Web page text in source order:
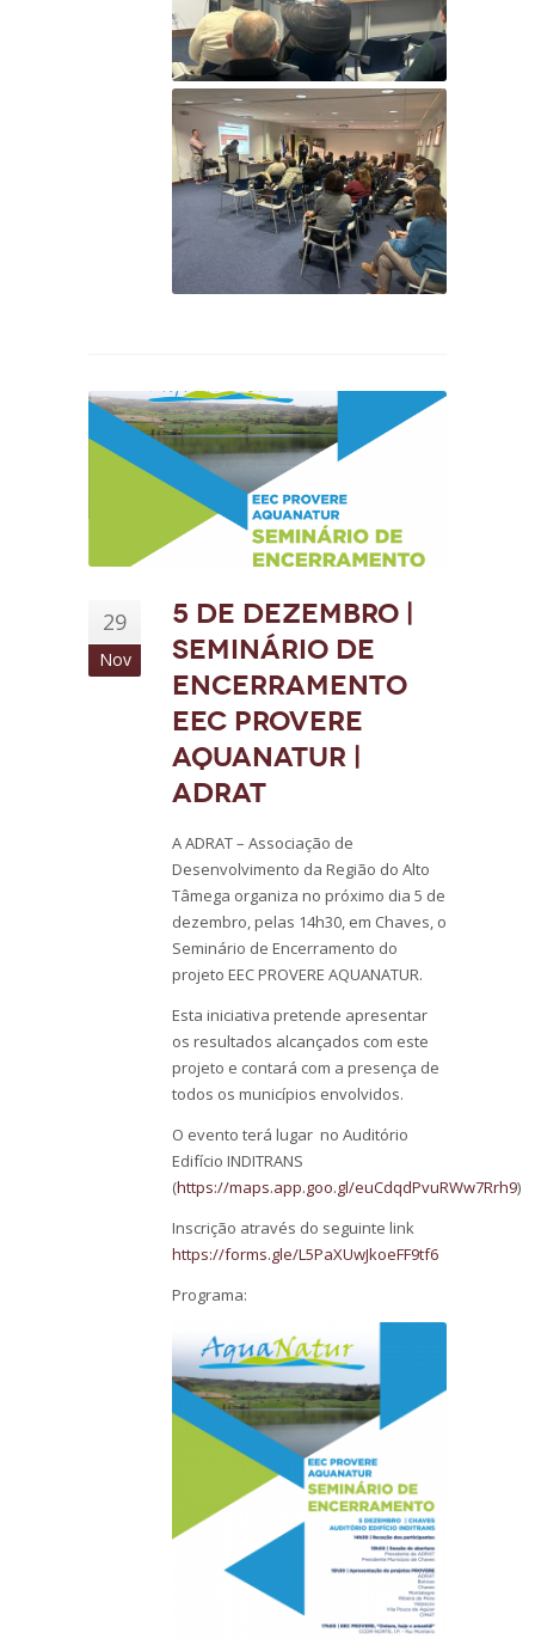
29
Nov
5 de dezembro |
Seminário de
Encerramento
EEC PROVERE
AQUANATUR |
ADRAT
A ADRAT – Associação de
Desenvolvimento da Região do Alto
Tâmega organiza no próximo dia 5 de
dezembro, pelas 14h30, em Chaves, o
Seminário de Encerramento do
projeto EEC PROVERE AQUANATUR.
Esta iniciativa pretende apresentar
os resultados alcançados com este
projeto e contará com a presença de
todos os municípios envolvidos.
O evento terá lugar no Auditório
Edifício INDITRANS
(https://maps.app.goo.gl/euCdqdPvuRWw7Rrh9)
Inscrição através do seguinte link
https://forms.gle/L5PaXUwJkoeFF9tf6
Programa: